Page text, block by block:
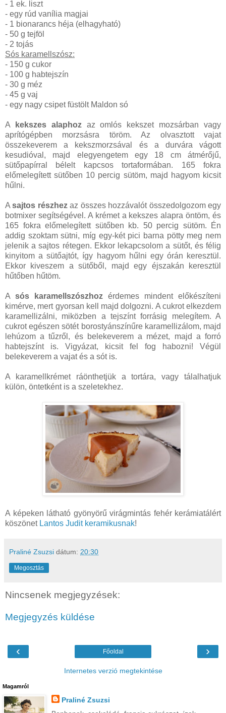
- 1 ek. liszt
- egy rúd vanília magjai
- 1 bionarancs héja (elhagyható)
- 50 g tejföl
- 2 tojás
Sós karamellszósz:
- 150 g cukor
- 100 g habtejszín
- 30 g méz
- 45 g vaj
- egy nagy csipet füstölt Maldon só
A kekszes alaphozaz omlós kekszet mozsárban vagy
aprítógépben morzsásra töröm. Az olvasztott vajat
összekeverem a kekszmorzsával és a durvára vágott
kesudióval, majd elegyengetem egy 18 cm átmérőjű,
sütőpapírral bélelt kapcsos tortaformában. 165 fokra
előmelegített sütőben 10 percig sütöm, majd hagyom kicsit
hűlni.
Asajtos részhezaz összes hozzávalót összedolgozom egy
botmixer segítségével. A krémet a kekszes alapra öntöm, és
165 fokra előmelegített sütőben kb. 50 percig sütöm. Én
addig szoktam sütni, míg egy-két pici barna pötty meg nem
jelenik a sajtos rétegen. Ekkor lekapcsolom a sütőt, és félig
kinyitom a sütőajtót, így hagyom hűlni egy órán keresztül.
Ekkor kiveszem a sütőből, majd egy éjszakán keresztül
hűtőben hűtöm.
A sós karamellszószhoz érdemes mindent előkészíteni
kimérve, mert gyorsan kell majd dolgozni. A cukrot elkezdem
karamellizálni, miközben a tejszínt forrásig melegítem. A
cukrot egészen sötét borostyánszínűre karamellizálom, majd
lehúzom a tűzről, és belekeverem a mézet, majd a forró
habtejszínt is. Vigyázat, kicsit fel fog habozni! Végül
belekeverem a vajat és a sót is.
A karamellkrémet ráönthetjük a tortára, vagy tálalhatjuk
külön, öntetként is a szeletekhez.
A képeken látható gyönyörű virágmintás fehér kerámiatálért
köszönet Lantos Judit keramikusnak!
Praliné Zsuzsi dátum: 20:30
Megosztás
Nincsenek megjegyzések:
Megjegyzés küldése
‹ ›
Főoldal
Internetes verzió megtekintése
Magamról
Praliné Zsuzsi